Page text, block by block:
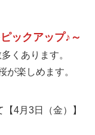
ックアップ♪～
くあります。
が楽しめます。
4月3日（金）】